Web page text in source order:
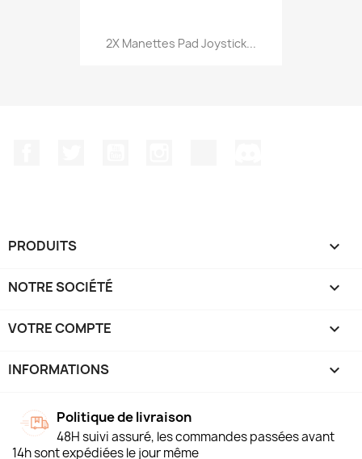
2X Manettes Pad Joystick...
PRODUITS 
NOTRE SOCIÉTÉ 
VOTRE COMPTE 
INFORMATIONS keyboard_arrow_down
Politique de livraison
48H suivi assuré, les commandes passées avant
14h sont expédiées le jour même